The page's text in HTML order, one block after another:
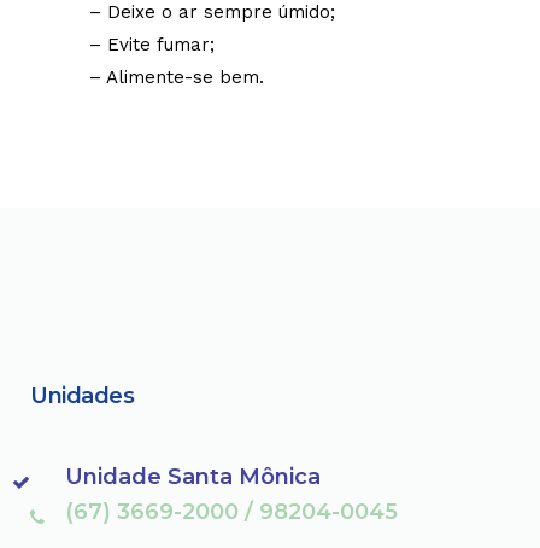
– Deixe o ar sempre úmido;
– Evite fumar;
– Alimente-se bem.
Unidades
Unidade Santa Mônica
(67) 3669-2000 / 98204-0045